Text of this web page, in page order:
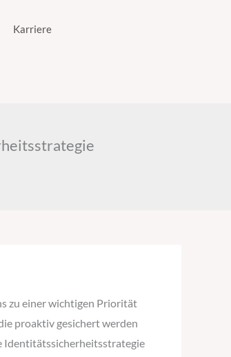
Karriere
zu einer wichtigen Priorität
proaktiv gesichert werden
Identitätssicherheitsstrategie